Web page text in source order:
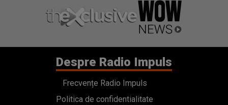
Despre Radio Impuls
Frecvențe Radio Impuls
Politica de confidentialitate